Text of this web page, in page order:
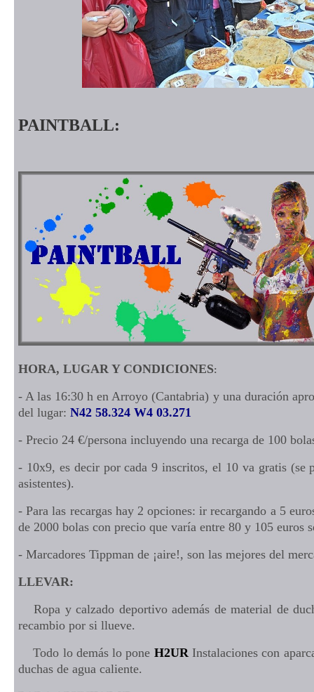
PAINTBALL:
HORA, LUGAR Y CONDICIONES:
- A las 16:30 h en Arroyo (Cantabria) y una duración
del lugar: N42 58.324 W4 03.271
- Precio 24 €/persona incluyendo una recarga de 100
- 10x9, es decir por cada 9 inscritos, el 10 va gratis (se
asistentes).
- Para las recargas hay 2 opciones: ir recargando a 5
de 2000 bolas con precio que varía entre 80 y 105 euros
- Marcadores Tippman de ¡aire!, son las mejores del
LLEVAR:
Ropa y calzado deportivo además de material de
recambio por si llueve.
Todo lo demás lo pone H2UR Instalaciones con
duchas de agua caliente.